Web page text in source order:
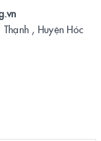
, Huyện Hóc